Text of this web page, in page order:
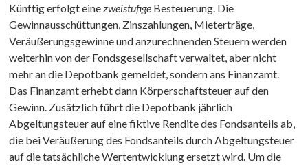
Künftig erfolgt einezweistufige Besteuerung. Die
Gewinnausschüttungen, Zinszahlungen, Mieterträge,
Veräußerungsgewinne und anzurechnenden Steuern werden
weiterhin von der Fondsgesellschaft verwaltet, aber nicht
mehr an die Depotbank gemeldet, sondern ans Finanzamt.
Das Finanzamt erhebt dann Körperschaftsteuer auf den
Gewinn. Zusätzlich führt die Depotbank jährlich
Abgeltungsteuer auf eine fiktive Rendite des Fondsanteils ab,
die bei Veräußerung des Fondsanteils durch Abgeltungsteuer
auf die tatsächliche Wertentwicklung ersetzt wird. Um die